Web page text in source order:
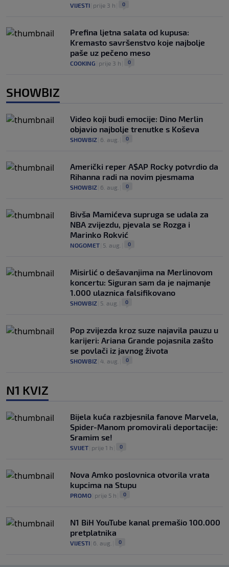
VIJESTI prije 3 h 0
Prefina ljetna salata od kupusa:
Kremasto savršenstvo koje najbolje
paše uz pečeno meso
COOKING prije 3 h 0
SHOWBIZ
Video koji budi emocije: Dino Merlin
objavio najbolje trenutke s Koševa
SHOWBIZ 6. aug. 0
Američki reper A$AP Rocky potvrdio da
Rihanna radi na novim pjesmama
SHOWBIZ 6. aug. 0
Bivša Mamićeva supruga se udala za
NBA zvijezdu, pjevala se Rozga i
Marinko Rokvić
NOGOMET 5. aug. 0
Misirlić o dešavanjima na Merlinovom
koncertu: Siguran sam da je najmanje
1.000 ulaznica falsifikovano
SHOWBIZ 5. aug. 0
Pop zvijezda kroz suze najavila pauzu u
karijeri: Ariana Grande pojasnila zašto
se povlači iz javnog života
SHOWBIZ 4. aug. 0
N1 KVIZ
Bijela kuća razbjesnila fanove Marvela,
Spider-Manom promovirali deportacije:
Sramim se!
SVIJET prije 1 h 0
Nova Amko poslovnica otvorila vrata
kupcima na Stupu
PROMO prije 5 h 0
N1 BiH YouTube kanal premašio 100.000
pretplatnika
VIJESTI 6. aug. 0